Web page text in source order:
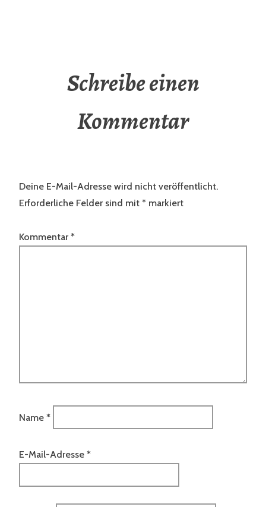
Schreibe einen
Kommentar
Deine E-Mail-Adresse wird nicht veröffentlicht.
Erforderliche Felder sind mit * markiert
Kommentar *
Name *
E-Mail-Adresse *